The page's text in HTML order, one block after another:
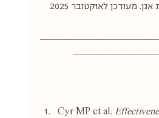
מעודכן לאוקטובר 2025
Cyr MP et al.